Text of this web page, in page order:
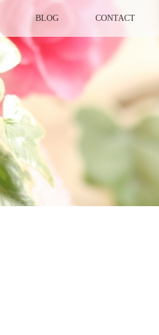
BLOG CONTACT